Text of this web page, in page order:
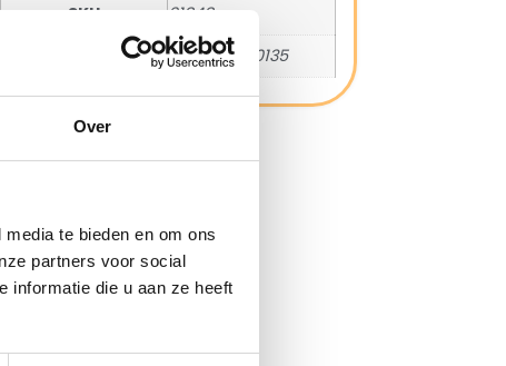
Over
te bieden en om ons
partners voor social
die u aan ze heeft
SKU
91848
8720087030135